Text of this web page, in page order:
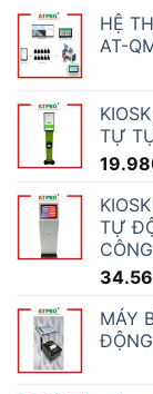
HỆ
AT-
TỰ
TỰ
CÔNG
MÁY